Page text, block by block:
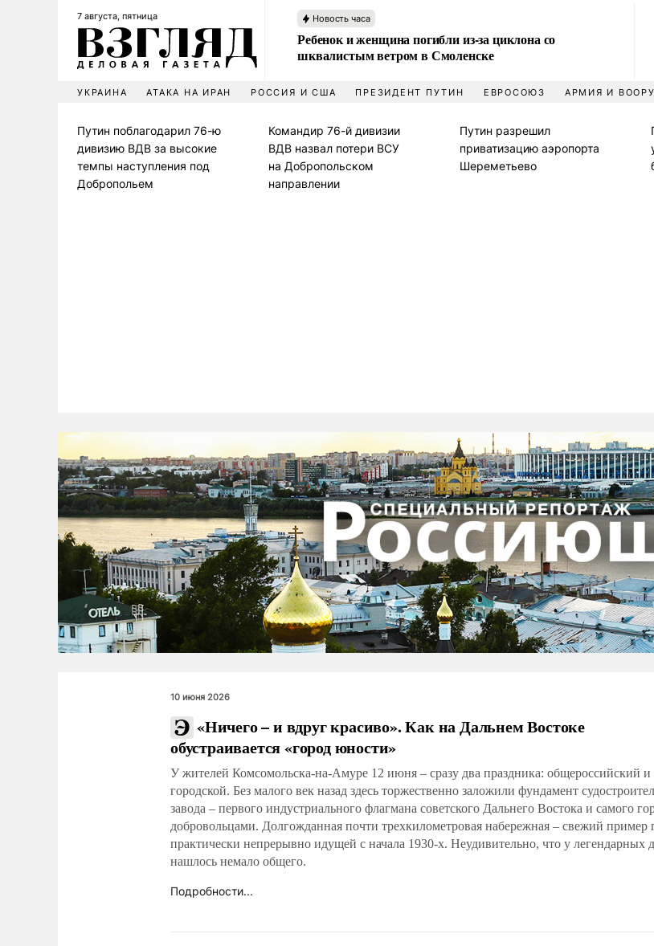
7 августа, пятница Новость часа
Ребенок и женщина погибли из-за циклона со
шквалистым ветром в Смоленске
УКРАИНА АТАКА НА ИРАН РОССИЯ И США ПРЕЗИДЕНТ ПУТИН ЕВРОСОЮЗ АРМИЯ И
Путин поблагодарил 76-ю
дивизию ВДВ за высокие
темпы наступления под
Добропольем
Командир 76-й дивизии
ВДВ назвал потери ВСУ
на Добропольском
направлении
Путин разрешил
приватизацию аэропорта
Шереметьево
10 июня 2026
«Ничего – и вдруг красиво». Как на Дальнем Востоке
обустраивается «город юности»
У жителей Комсомольска-на-Амуре 12 июня – сразу два праздника: общероссийский и
городской. Без малого век назад здесь торжественно заложили фундамент
завода – первого индустриального флагмана советского Дальнего Востока и самого
добровольцами. Долгожданная почти трехкилометровая набережная – свежий пример
практически непрерывно идущей с начала 1930-х. Неудивительно, что у
нашлось немало общего.
Подробности...